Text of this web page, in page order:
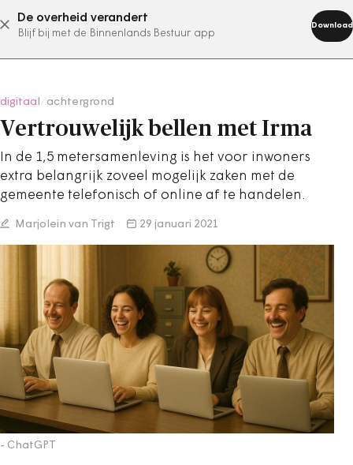
De overheid verandert
Blijf bij met de Binnenlands Bestuur app
Download
abonneer nu
digitaal achtergrond
Vertrouwelijk bellen met Irma
In de 1,5 metersamenleving is het voor inwoners
extra belangrijk zoveel mogelijk zaken met de
gemeente telefonisch of online af te handelen.
Marjolein van Trigt 29 januari 2021
- ChatGPT